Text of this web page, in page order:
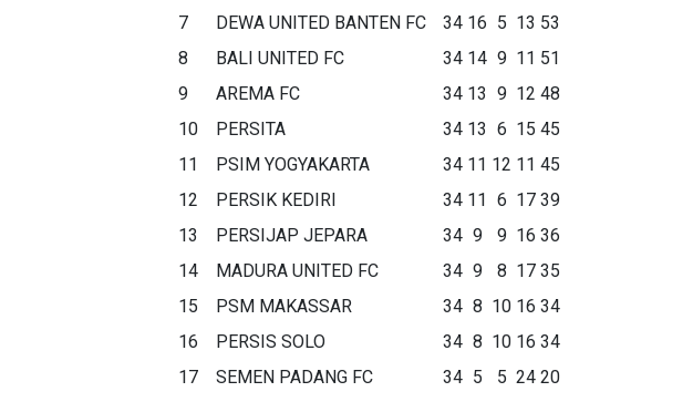
7
DEWA UNITED BANTEN FC 34 16 5 13 53
8
BALI UNITED FC 34 14 9 11 51
9
AREMA FC 34 13 9 12 48
10
PERSITA 34 13 6 15 45
11
PSIM YOGYAKARTA 34 11 12 11 45
12
PERSIK KEDIRI 34 11 6 17 39
13
PERSIJAP JEPARA 34 9 9 16 36
14
MADURA UNITED FC 34 9 8 17 35
15
PSM MAKASSAR 34 8 10 16 34
16
PERSIS SOLO 34 8 10 16 34
17
SEMEN PADANG FC 34 5 5 24 20